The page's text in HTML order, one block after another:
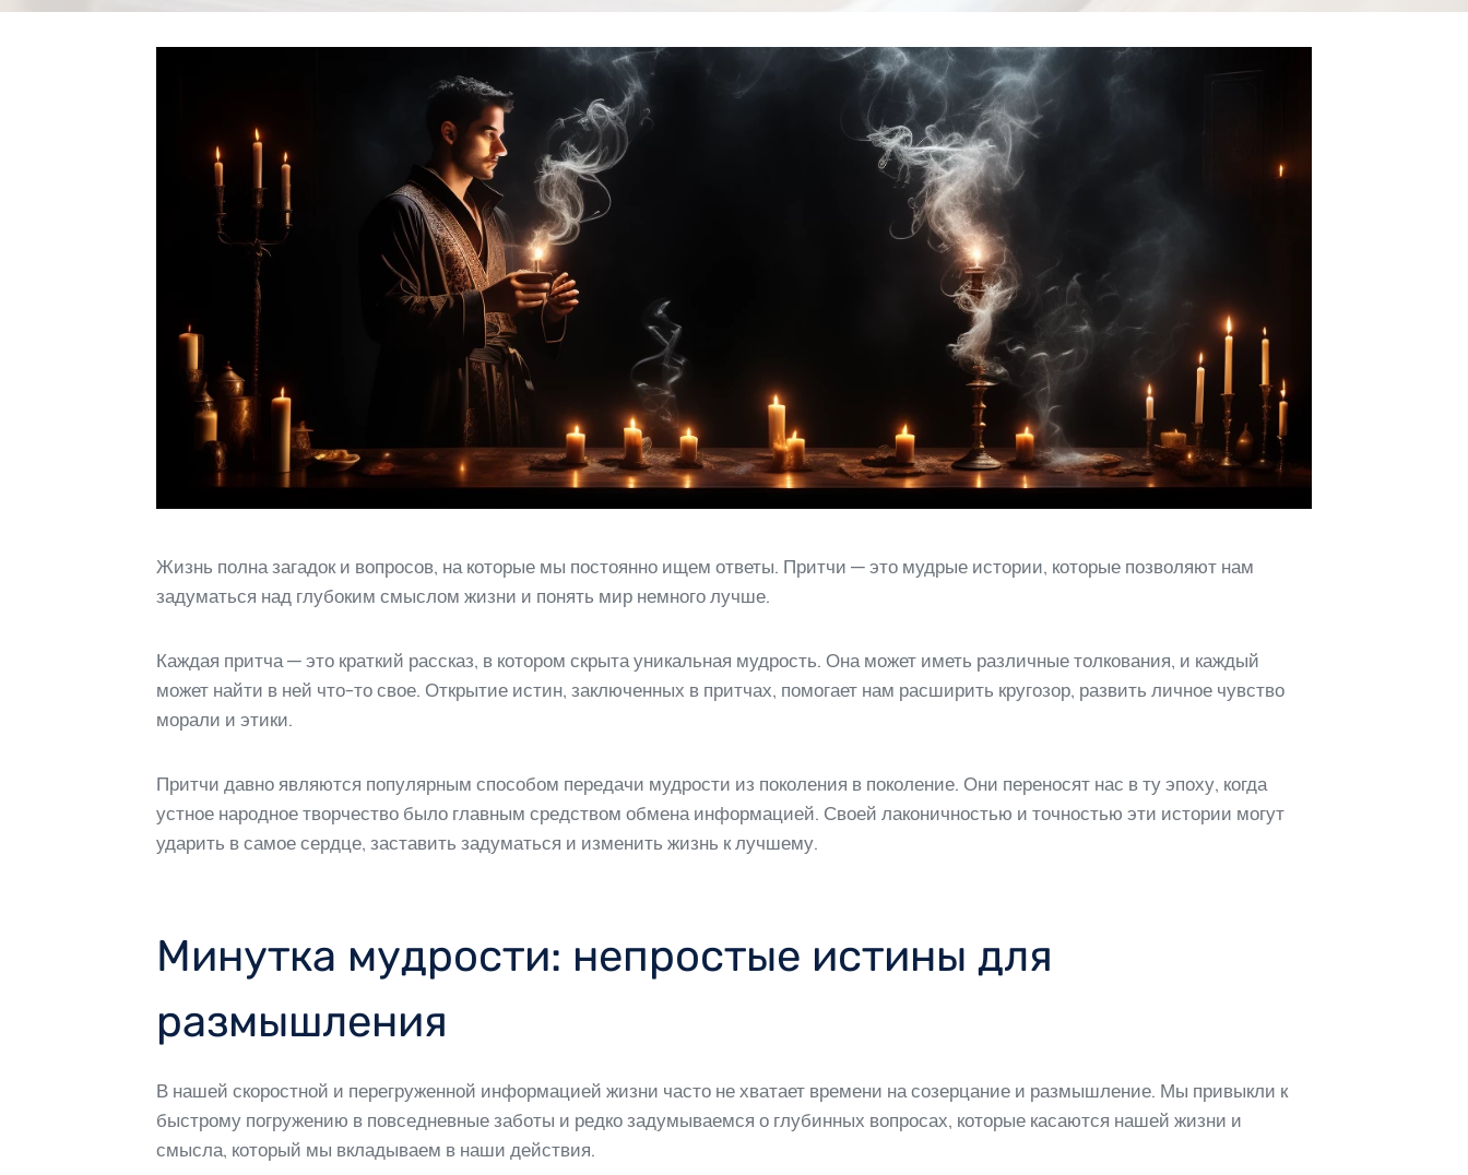
Жизнь полна загадок и вопросов, на которые мы постоянно ищем ответы. Притчи — это мудрые истории, которые позволяют нам
задуматься над глубоким смыслом жизни и понять мир немного лучше.
Каждая притча — это краткий рассказ, в котором скрыта уникальная мудрость. Она может иметь различные толкования, и каждый
может найти в ней что-то свое. Открытие истин, заключенных в притчах, помогает нам расширить кругозор, развить личное чувство
морали и этики.
Притчи давно являются популярным способом передачи мудрости из поколения в поколение. Они переносят нас в ту эпоху, когда
устное народное творчество было главным средством обмена информацией. Своей лаконичностью и точностью эти истории могут
ударить в самое сердце, заставить задуматься и изменить жизнь к лучшему.
Минутка мудрости: непростые истины для
размышления
В нашей скоростной и перегруженной информацией жизни часто не хватает времени на созерцание и размышление. Мы привыкли к
быстрому погружению в повседневные заботы и редко задумываемся о глубинных вопросах, которые касаются нашей жизни и
смысла, который мы вкладываем в наши действия.